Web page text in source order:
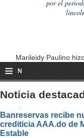
por el
Marileidy Paulino
≡ N
a
i
Noticia
Banreservas recibe
crediticia AAA.do de
Estable